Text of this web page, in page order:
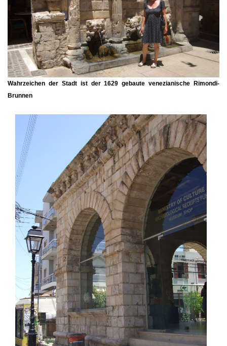
Wahrzeichen der Stadt ist der 1629 gebaute venezianische Rimondi-
Brunnen